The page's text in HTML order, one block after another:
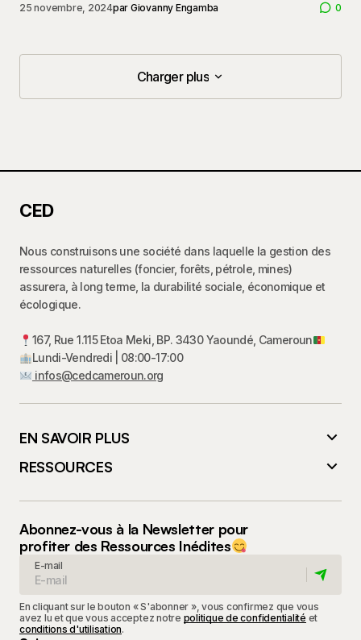
25 novembre, 2024par Giovanny Engamba 0
Charger plus
Charger plus
CED
Nous construisons une société dans laquelle la gestion des
ressources naturelles (foncier, forêts, pétrole, mines)
assurera, à long terme, la durabilité sociale, économique et
écologique.
167, Rue 1.115 Etoa Meki, BP. 3430 Yaoundé, Cameroun
Lundi-Vendredi | 08:00-17:00
infos@cedcameroun.org
EN SAVOIR PLUS
RESSOURCES
Abonnez-vous à la Newsletter pour
profiter des Ressources Inédites
E-mail
En cliquant sur le bouton « S'abonner », vous confirmez que vous
avez lu et que vous acceptez notre politique de confidentialité et
conditions d'utilisation.